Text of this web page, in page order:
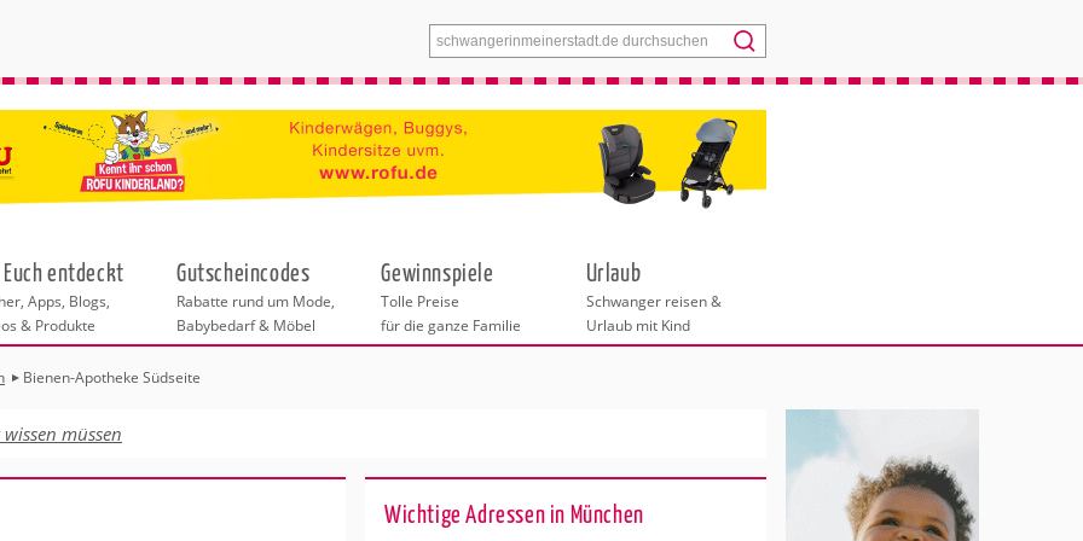
Menü
München
Euch entdeckt
Apps, Blogs,
& Produkte
Gutscheincodes
Rabatte rund um Mode,
Babybedarf & Möbel
Gewinnspiele
Tolle Preise
für die ganze Familie
Urlaub
Schwanger reisen &
Urlaub mit Kind
Bienen-Apotheke Südseite
müssen
Wichtige Adressen in München